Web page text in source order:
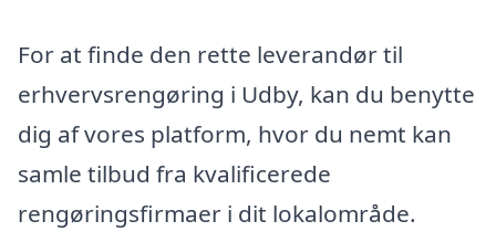
For at finde den rette leverandør til
erhvervsrengøring i Udby, kan du benytte
dig af vores platform, hvor du nemt kan
samle tilbud fra kvalificerede
rengøringsfirmaer i dit lokalområde.